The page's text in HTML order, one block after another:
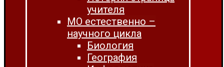
учителя
МО естественно –
научного цикла
Биология
География